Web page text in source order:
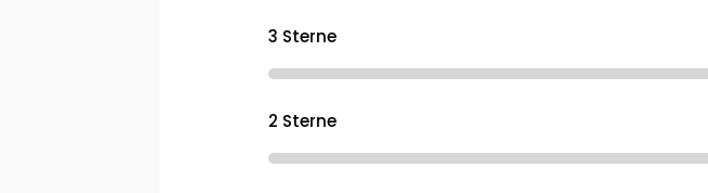
3 Sterne
2 Sterne